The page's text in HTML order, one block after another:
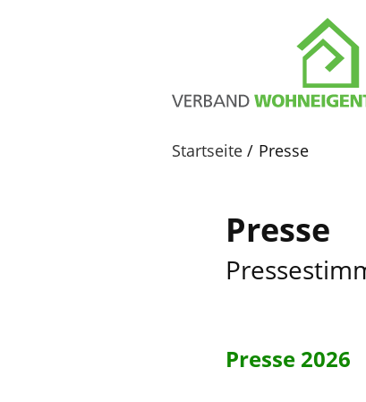
Startseite Presse
Presse
Presse 2026